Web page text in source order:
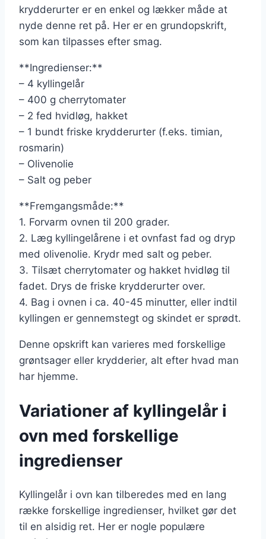
krydderurter er en enkel og lækker måde at
nyde denne ret på. Her er en grundopskrift,
som kan tilpasses efter smag.
**Ingredienser:**
– 4 kyllingelår
– 400 g cherrytomater
– 2 fed hvidløg, hakket
– 1 bundt friske krydderurter (f.eks. timian,
rosmarin)
– Olivenolie
– Salt og peber
**Fremgangsmåde:**
1. Forvarm ovnen til 200 grader.
2. Læg kyllingelårene i et ovnfast fad og dryp
med olivenolie. Krydr med salt og peber.
3. Tilsæt cherrytomater og hakket hvidløg til
fadet. Drys de friske krydderurter over.
4. Bag i ovnen i ca. 40-45 minutter, eller indtil
kyllingen er gennemstegt og skindet er sprødt.
Denne opskrift kan varieres med forskellige
grøntsager eller krydderier, alt efter hvad man
har hjemme.
Variationer af kyllingelår i
ovn med forskellige
ingredienser
Kyllingelår i ovn kan tilberedes med en lang
række forskellige ingredienser, hvilket gør det
til en alsidig ret. Her er nogle populære